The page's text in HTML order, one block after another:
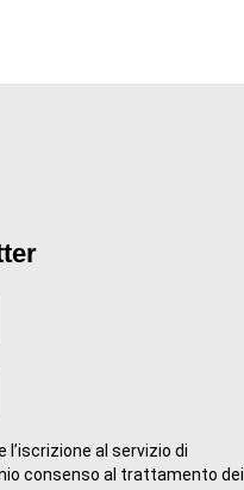
l’iscrizione al servizio di
consenso al trattamento dei